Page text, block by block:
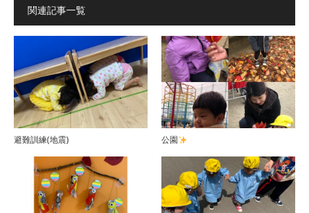
関連記事一覧
避難訓練(地震) 公園